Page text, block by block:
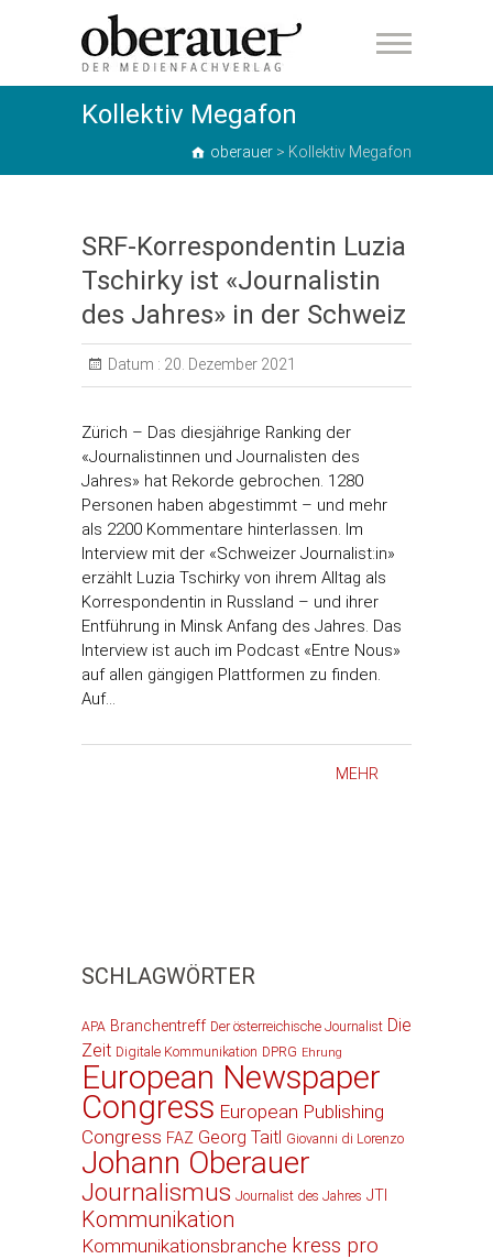
oberauer
Kollektiv Megafon
oberauer > Kollektiv Megafon
SRF-Korrespondentin Luzia
Tschirky ist «Journalistin
des Jahres» in der Schweiz
Datum : 20. Dezember 2021
Zürich – Das diesjährige Ranking der
«Journalistinnen und Journalisten des
Jahres» hat Rekorde gebrochen. 1280
Personen haben abgestimmt – und mehr
als 2200 Kommentare hinterlassen. Im
Interview mit der «Schweizer Journalist:in»
erzählt Luzia Tschirky von ihrem Alltag als
Korrespondentin in Russland – und ihrer
Entführung in Minsk Anfang des Jahres. Das
Interview ist auch im Podcast «Entre Nous»
auf allen gängigen Plattformen zu finden.
Auf…
MEHR
SCHLAGWÖRTER
APA Branchentreff Der österreichische Journalist Die
Zeit Digitale Kommunikation DPRG Ehrung
European Newspaper
Congress European Publishing
Congress FAZ Georg Taitl Giovanni di Lorenzo
Johann Oberauer
Journalismus Journalist des Jahres JTI
Kommunikation
Kommunikationsbranche kress pro